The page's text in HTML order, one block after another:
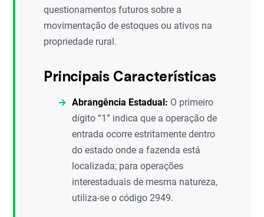
questionamentos futuros sobre a
movimentação de estoques ou ativos na
propriedade rural.
Principais Características
Abrangência Estadual: O primeiro
dígito “1” indica que a operação de
entrada ocorre estritamente dentro
do estado onde a fazenda está
localizada; para operações
interestaduais de mesma natureza,
utiliza-se o código 2949.